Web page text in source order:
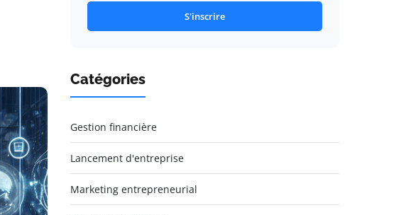
S'inscrire
Catégories
Gestion financière
Lancement d'entreprise
Marketing entrepreneurial